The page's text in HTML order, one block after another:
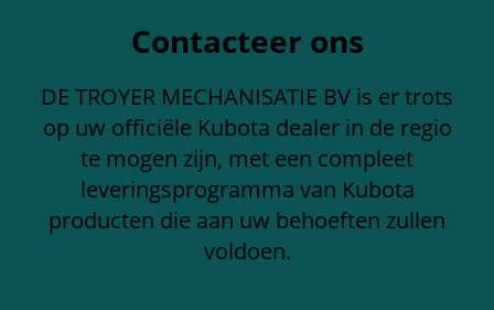
Contacteer ons
DE TROYER MECHANISATIE BV is er trots
op uw officiële Kubota dealer in de regio
te mogen zijn, met een compleet
leveringsprogramma van Kubota
producten die aan uw behoeften zullen
voldoen.